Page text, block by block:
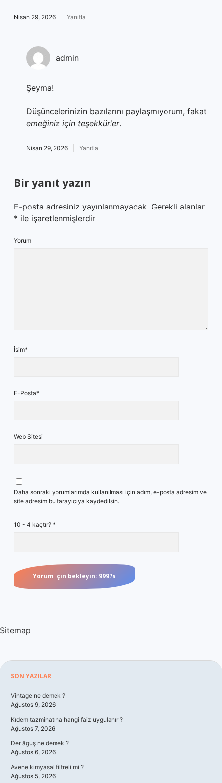
Nisan 29, 2026 Yanıtla
admin
Şeyma!
Düşüncelerinizin bazılarını paylaşmıyorum, fakat
emeğiniz için teşekkürler.
Nisan 29, 2026 Yanıtla
Bir yanıt yazın
E-posta adresiniz yayınlanmayacak. Gerekli alanlar
* ile işaretlenmişlerdir
Yorum
İsim*
E-Posta*
Web Sitesi
Daha sonraki yorumlarımda kullanılması için adım, e-posta adresim ve
site adresim bu tarayıcıya kaydedilsin.
10 - 4 kaçtır? *
Sitemap
Sidebar
SON YAZILAR
Vintage ne demek ?
Ağustos 9, 2026
Kıdem tazminatına hangi faiz uygulanır ?
Ağustos 7, 2026
Der âguş ne demek ?
Ağustos 6, 2026
Avene kimyasal filtreli mi ?
Ağustos 5, 2026